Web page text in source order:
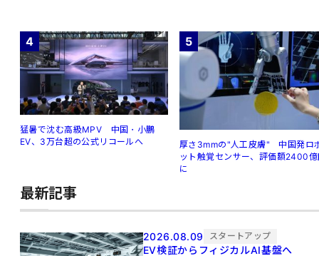
4
猛暑で沈む高級MPV 中国・小鵬
EV、3万台超の公式リコールへ
5
厚さ3mmの"人工皮膚" 中国発ロ
ット触覚センサー、評価額2400
に
最新記事
2026.08.09 スタートアップ
EV検証からフィジカルAI基盤へ